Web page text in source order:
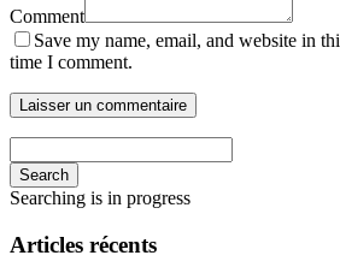
Comment
Save my name, email, and website in
time I comment.
Search
Searching is in progress
Articles récents